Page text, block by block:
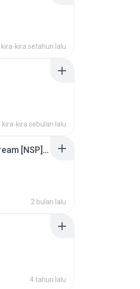
kira-kira setahun lalu
kira-kira sebulan lalu
Tomodachi Life Living the Dream [NSP].torrent
2 bulan lalu
4 tahun lalu